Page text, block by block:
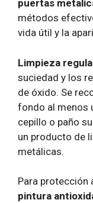
puertas
métodos
vida útil y la
Limpieza
suciedad y los
de óxido. Se
fondo al menos
cepillo o paño
un producto de
metálicas.
Para protección
pintura